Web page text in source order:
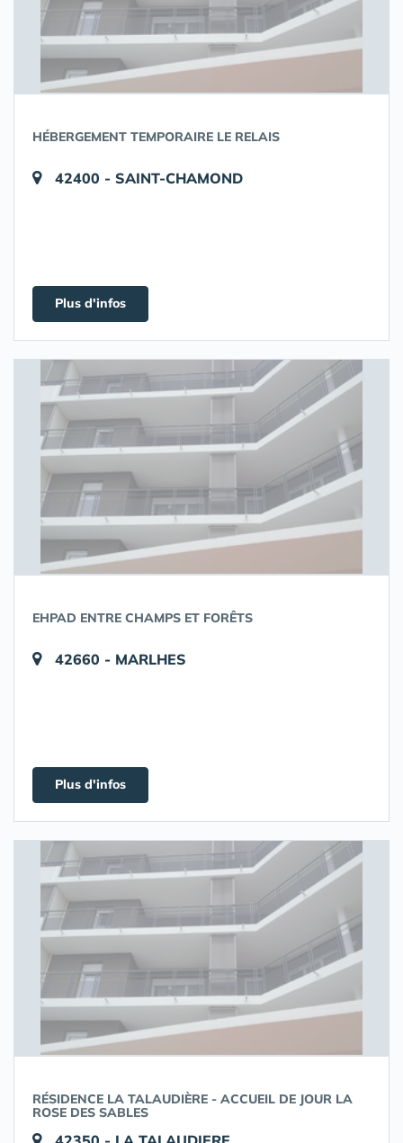
HÉBERGEMENT TEMPORAIRE LE RELAIS
42400 - SAINT-CHAMOND
Plus d'infos
EHPAD ENTRE CHAMPS ET FORÊTS
42660 - MARLHES
Plus d'infos
RÉSIDENCE LA TALAUDIÈRE - ACCUEIL DE JOUR LA
ROSE DES SABLES